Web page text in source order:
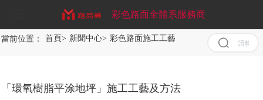
彩色路面全體系服務商
首頁
當前位置： 首頁> 新聞中心> 彩色路面施工工藝 「環氧樹脂平涂地坪
「環氧樹脂平涂地坪」施工工藝及方法